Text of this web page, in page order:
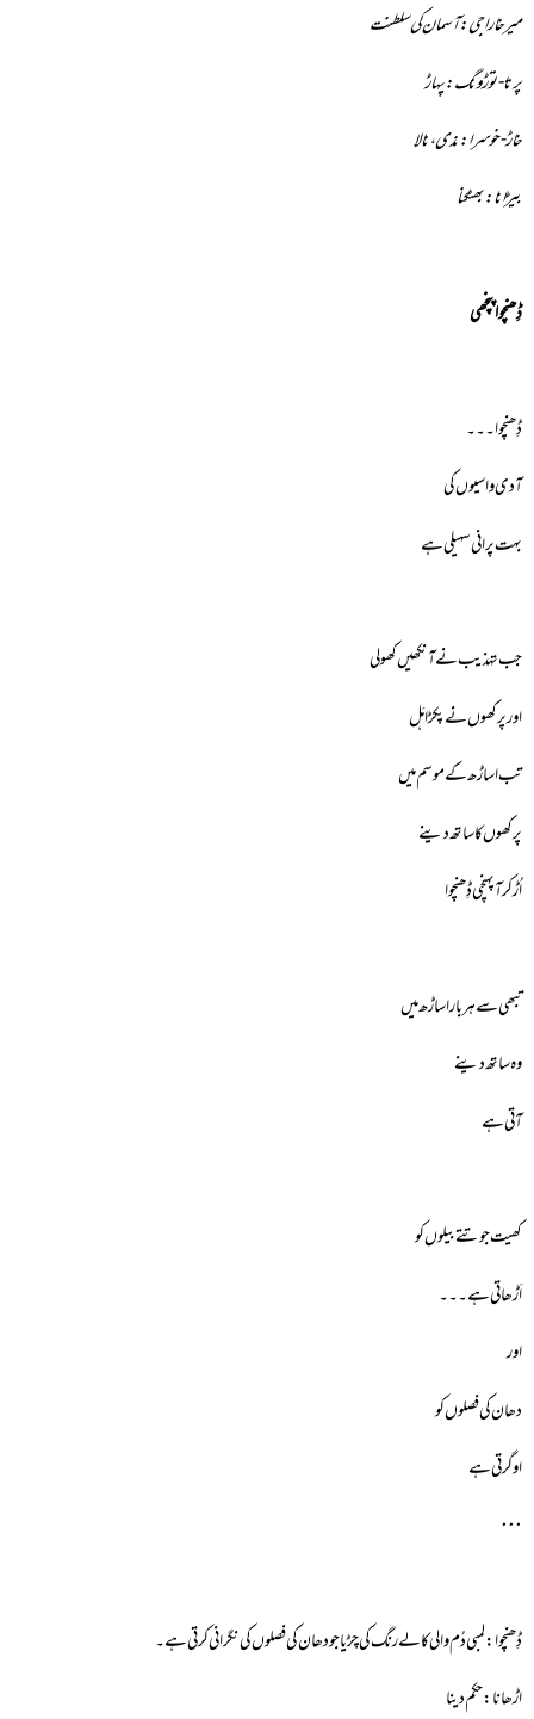
میرخا راجی:آسمان کی سلطنت
پرتا-توڑونگ:پہاڑ
خاڑ-خوسرا:ندی ،نالا
بیڑانا: بھٹکنا
ڈِھنچوا پنچھی
ڈِھنچوا۔۔۔
آدی واسیوں کی
بہت پرانی سہیلی ہے
جب تہذیب نے آنکھیں کھولی
اور پرکھوں نے پکڑا ہَل
تب اساڑھ کے موسم میں
پرکھوں کا ساتھ دینے
اُڑ کر آپہنچی ڈِھنچوا
تبھی سے ہر بار اساڑھ میں
وہ ساتھ دینے
آتی ہے
کھیت جوتتے بیلوں کو
اَڑھاتی ہے۔۔۔
اور
دھان کی فصلوں کو
اوگرتی ہے
٠٠٠
ڈِھنچوا: لمبی دُم والی کالے رنگ کی چڑیا جو دھان کی فصلوں کی نگرانی کرتی ہے۔
اڑھانا: حکم دینا